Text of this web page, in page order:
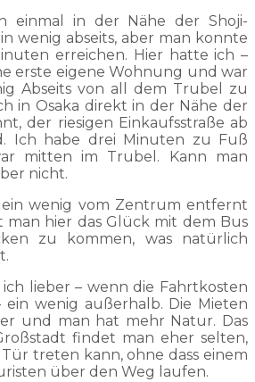
einmal in der Nähe der Shoji-
wenig abseits, aber man konnte
erreichen. Hier hatte ich –
erste eigene Wohnung und war
Abseits von all dem Trubel zu
in Osaka direkt in der Nähe der
der riesigen Einkaufsstraße ab
Ich habe drei Minuten zu Fuß
mitten im Trubel. Kann man
nicht.
ein wenig vom Zentrum entfernt
man hier das Glück mit dem Bus
zu kommen, was natürlich
lieber – wenn die Fahrtkosten
ein wenig außerhalb. Die Mieten
und man hat mehr Natur. Das
findet man eher selten,
Tür treten kann, ohne dass einem
über den Weg laufen.